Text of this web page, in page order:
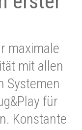
maximale
mit allen
Systemen
für
Konstante